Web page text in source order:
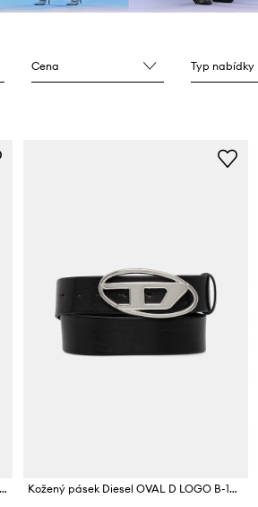
Cena Typ nabídky
Diesel pásek kožený OVAL D LOGO B-1DR Kožený pásek Diesel OVAL D LOGO B-1DR W